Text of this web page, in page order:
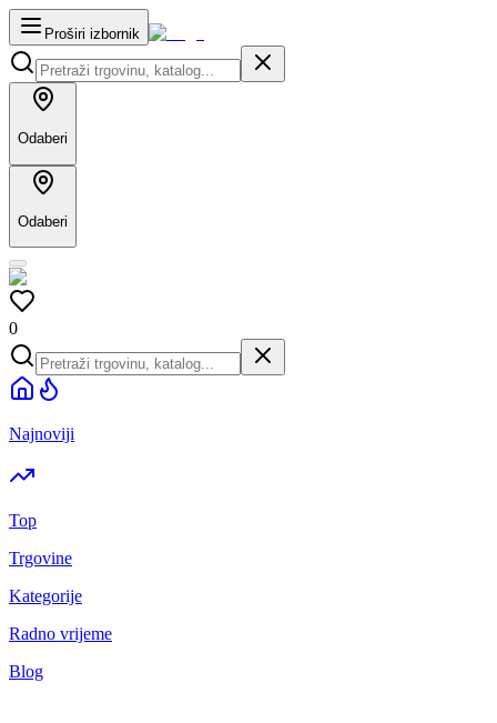
Proširi izbornik
Odaberi
Odaberi
0
Najnoviji
Top
Trgovine
Kategorije
Radno vrijeme
Blog